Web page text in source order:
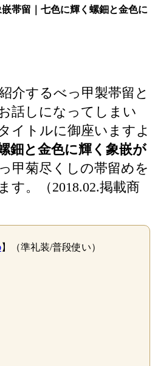
帯留｜七色に輝く螺鈿と金色に
介するべっ甲製帯留と
話しになってしまい
イトルに御座いますよ
鈿と金色に輝く象嵌が
甲菊尽くしの帯留めを
す。（2018.02.掲載商
】（準礼装/普段使い）